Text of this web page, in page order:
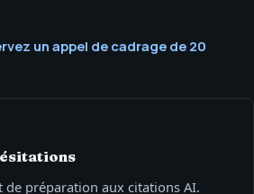
un appel de cadrage de 20
de préparation aux citations AI.